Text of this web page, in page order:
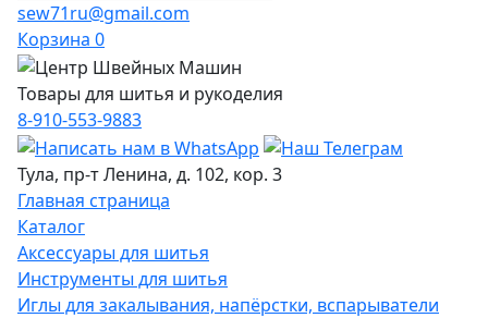
sew71ru@gmail.com
Корзина 0
Товары для шитья и рукоделия
8-910-553-9883
Тула, пр-т Ленина, д. 102, кор. 3
Главная страница
Каталог
Аксессуары для шитья
Инструменты для шитья
Иглы для закалывания, напёрстки, вспарыватели